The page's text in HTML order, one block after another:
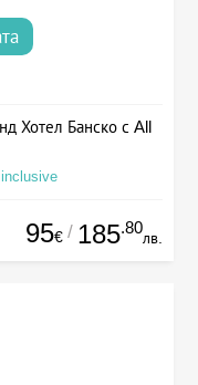
Хотел Банско с All
95€ / 185.80
лв.